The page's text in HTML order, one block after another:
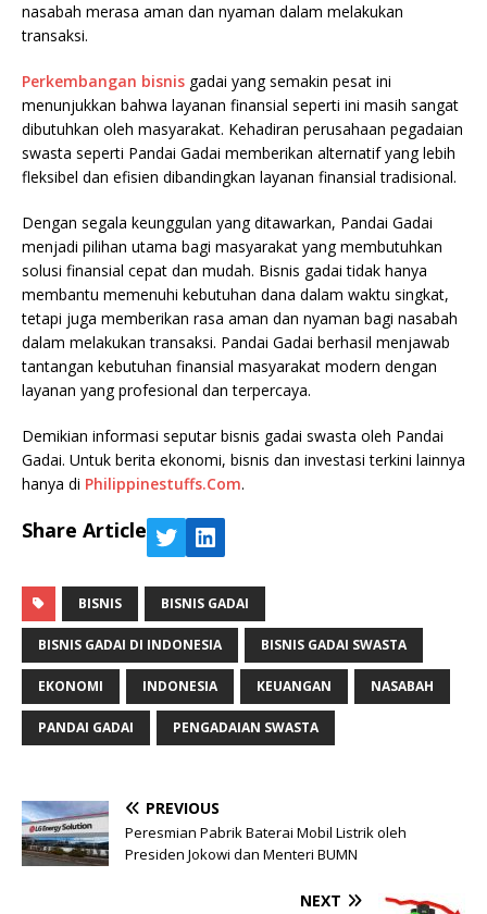
nasabah merasa aman dan nyaman dalam melakukan
transaksi.
Perkembangan bisnis gadai yang semakin pesat ini
menunjukkan bahwa layanan finansial seperti ini masih sangat
dibutuhkan oleh masyarakat. Kehadiran perusahaan pegadaian
swasta seperti Pandai Gadai memberikan alternatif yang lebih
fleksibel dan efisien dibandingkan layanan finansial tradisional.
Dengan segala keunggulan yang ditawarkan, Pandai Gadai
menjadi pilihan utama bagi masyarakat yang membutuhkan
solusi finansial cepat dan mudah. Bisnis gadai tidak hanya
membantu memenuhi kebutuhan dana dalam waktu singkat,
tetapi juga memberikan rasa aman dan nyaman bagi nasabah
dalam melakukan transaksi. Pandai Gadai berhasil menjawab
tantangan kebutuhan finansial masyarakat modern dengan
layanan yang profesional dan terpercaya.
Demikian informasi seputar bisnis gadai swasta oleh Pandai
Gadai. Untuk berita ekonomi, bisnis dan investasi terkini lainnya
hanya di Philippinestuffs.Com.
Share Article
BISNIS BISNIS GADAI
BISNIS GADAI DI INDONESIA BISNIS GADAI SWASTA
EKONOMI INDONESIA KEUANGAN NASABAH
PANDAI GADAI PENGADAIAN SWASTA
PREVIOUS
Peresmian Pabrik Baterai Mobil Listrik oleh
Presiden Jokowi dan Menteri BUMN
NEXT